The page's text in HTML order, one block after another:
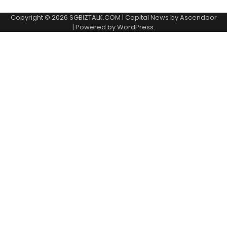
Copyright © 2026 SGBIZTALK.COM | Capital News byAscendoor
| Powered byWordPress.